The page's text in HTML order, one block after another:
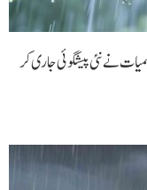
نے نئی پیشگوئی جاری کر